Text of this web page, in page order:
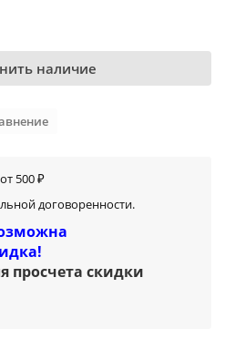
наличие
500 ₽
договоренности.
просчета скидки